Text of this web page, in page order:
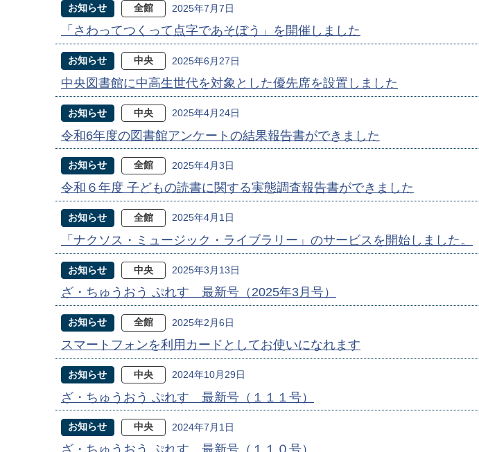
お知らせ 全館 2025年7月7日
「さわってつくって点字であそぼう」を開催しました
お知らせ 中央 2025年6月27日
中央図書館に中高生世代を対象とした優先席を設置しました
お知らせ 中央 2025年4月24日
令和6年度の図書館アンケートの結果報告書ができました
お知らせ 全館 2025年4月3日
令和６年度 子どもの読書に関する実態調査報告書ができました
お知らせ 全館 2025年4月1日
「ナクソス・ミュージック・ライブラリー」のサービスを開始しました。
お知らせ 中央 2025年3月13日
ざ・ちゅうおう ぷれす 最新号（2025年3月号）
お知らせ 全館 2025年2月6日
スマートフォンを利用カードとしてお使いになれます
お知らせ 中央 2024年10月29日
ざ・ちゅうおう ぷれす 最新号（１１１号）
お知らせ 中央 2024年7月1日